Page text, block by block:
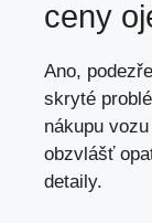
ceny
Ano,
skryté
nákupu
obzvlášť
detaily.